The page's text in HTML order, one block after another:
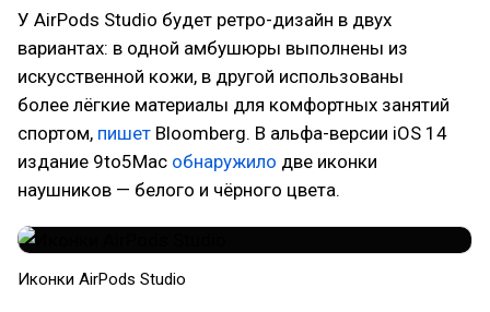
У AirPods Studio будет ретро-дизайн в двух
вариантах: в одной амбушюры выполнены из
искусственной кожи, в другой использованы
более лёгкие материалы для комфортных занятий
спортом, пишет Bloomberg. В альфа-версии iOS 14
издание 9to5Mac обнаружило две иконки
наушников — белого и чёрного цвета.
Иконки AirPods Studio